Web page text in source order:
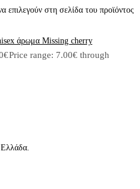
επιλεγούν στη σελίδα του προϊόντος
άρωμα Missing cherry
€Price range: 7.00€ through